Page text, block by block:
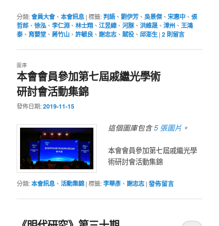
分類:會員大會、本會訊息 |標籤:判語、劉伊芳、吳景傑、 宋惠中 、張
哲郎 、徐泓、李仁淵 、林士翔 、江昱緯、河豚、洪維晟、漳州 、王鴻
泰、育嬰堂 、蔣竹山 、許毓良 、謝忠志、 賦役、邱澎生 |2則留言
本會會員參加第七屆戚繼光學術
研討會活動集錦
圖庫
發佈日期:2019-11-15
這個圖庫包含5 張圖片 。
本會會員參加第七屆戚繼光學
術研討會活動集錦
分類:本會訊息 、活動集錦 |標籤:李華彥、謝忠志 |發佈留言